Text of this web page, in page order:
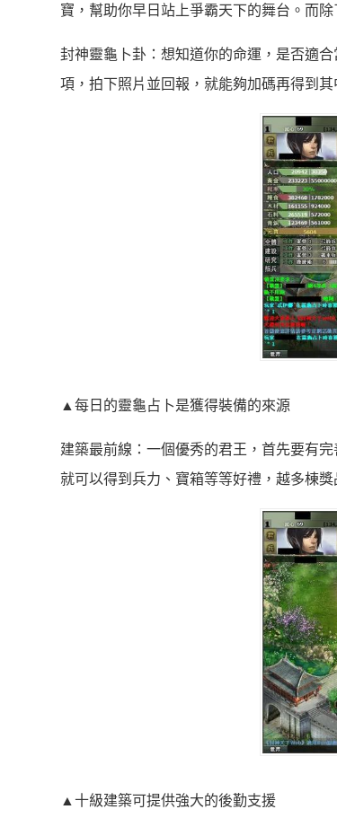
寶，幫助你早日站上爭霸天下的舞台。而
封神靈龜卜卦：想知道你的命運，是否適
項，拍下照片並回報，就能夠加碼再得到
▲每日的靈龜占卜是獲得裝備的來源
建築最前線：一個優秀的君王，首先要有
就可以得到兵力、寶箱等等好禮，越多棟獎
▲十級建築可提供強大的後勤支援